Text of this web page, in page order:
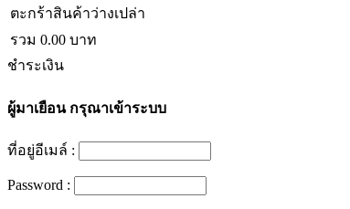
ตะกร้าสินค้าว่างเปล่า
รวม 0.00 บาท
ชำระเงิน
ผู้มาเยือนกรุณาเข้าระบบ
ที่อยู่อีเมล์ :
Password :